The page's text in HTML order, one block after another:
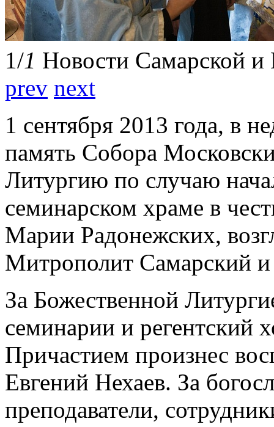
1/1 Новости Самарской и
prev next
1 сентября 2013 года, в
память Собора
Литургию по случаю
семинарском храме в
Марии Радонежских,
Митрополит Самарский
За Божественной
семинарии и регентский
Причастием произнес
Евгений Нехаев. За
преподаватели,